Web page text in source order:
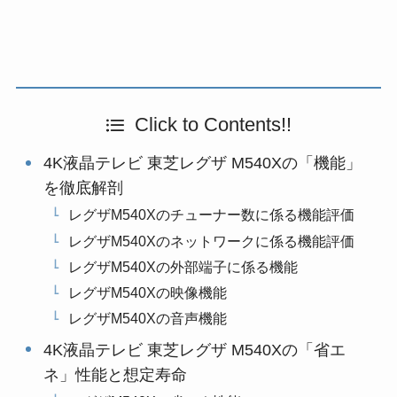
Click to Contents!!
4K液晶テレビ 東芝レグザ M540Xの「機能」
を徹底解剖
レグザM540Xのチューナー数に係る機能評価
レグザM540Xのネットワークに係る機能評価
レグザM540Xの外部端子に係る機能
レグザM540Xの映像機能
レグザM540Xの音声機能
4K液晶テレビ 東芝レグザ M540Xの「省エ
ネ」性能と想定寿命